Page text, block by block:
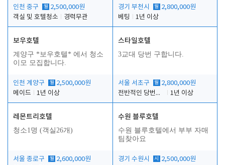
인천 중구 월 2,500,000원
객실 및 호텔청소
경력무관
경기 부천시 월 2,800,000원
베팅
1년 이상
보우호텔
계양구 *보우호텔* 에서 청소
이모 모집합니다.
인천 계양구 월 2,500,000원
메이드
1년 이상
스타일호텔
3교대 당번 구합니다.
서울 서초구 월 2,800,000원
전반적인 당번업무
1년 이상
레몬트리호텔
청소1명 (객실26개)
서울 종로구 월 2,600,000원
수원 블루호텔
수원 블루호텔에서 부부 자매
팀찾아요
경기 수원시 시
2,500,000원